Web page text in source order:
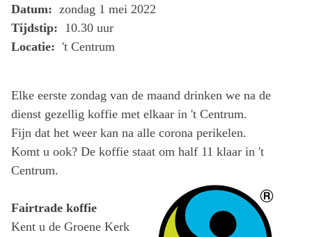
Datum: zondag 1 mei 2022
Tijdstip: 10.30 uur
Locatie: 't Centrum
Elke eerste zondag van de maand drinken we na de
dienst gezellig koffie met elkaar in 't Centrum.
Fijn dat het weer kan na alle corona perikelen.
Komt u ook? De koffie staat om half 11 klaar in 't
Centrum.
Fairtrade koffie
Kent u de Groene Kerk